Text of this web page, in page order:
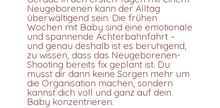
Neugeborenen kann der Alltag
überwältigend sein. Die frühen
Wochen mit Baby sind eine emotionale
und spannende Achterbahnfahrt –
und genau deshalb ist es beruhigend,
zu wissen, dass das Neugeborenen-
Shooting bereits fix geplant ist. Du
musst dir dann keine Sorgen mehr um
die Organisation machen, sondern
kannst dich voll und ganz auf dein
Baby konzentrieren.